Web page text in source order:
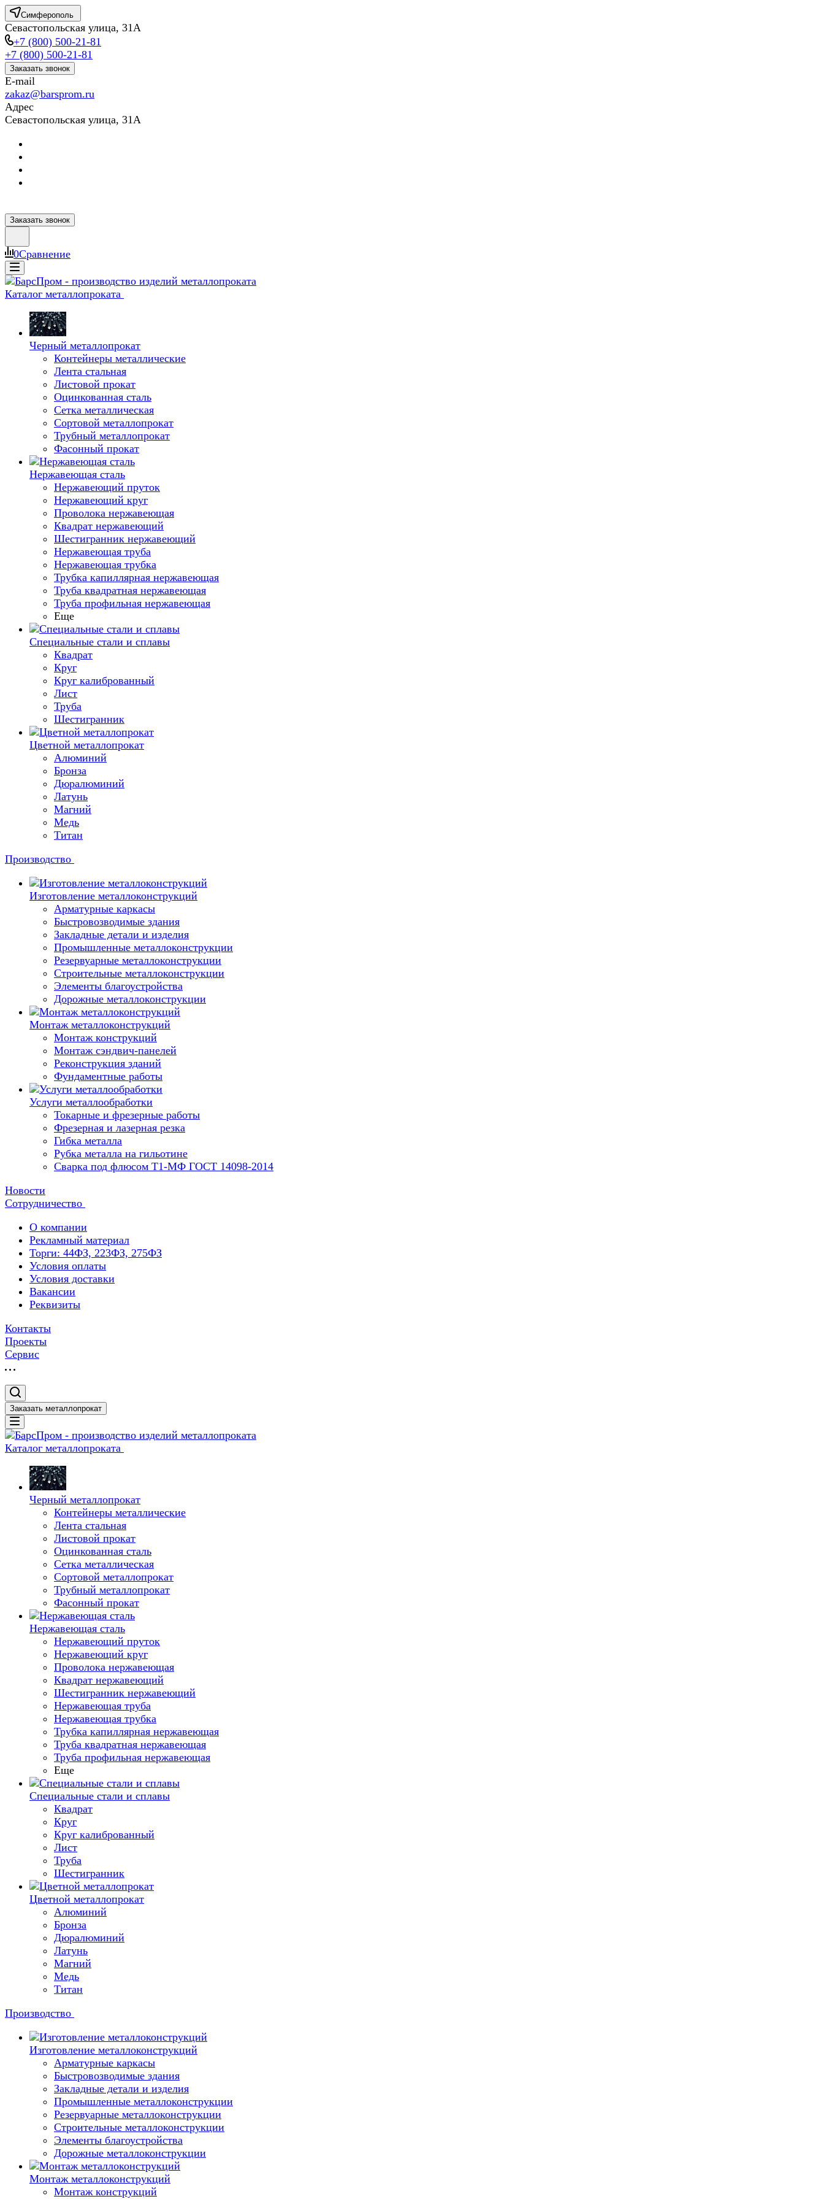
Симферополь
Севастопольская улица, 31А
+7 (800) 500-21-81
+7 (800) 500-21-81
Заказать звонок
E-mail
zakaz@barsprom.ru
Адрес
Севастопольская улица, 31А
Заказать звонок
0Сравнение
Каталог металлопроката
Черный металлопрокат
Контейнеры металлические
Лента стальная
Листовой прокат
Оцинкованная сталь
Сетка металлическая
Сортовой металлопрокат
Трубный металлопрокат
Фасонный прокат
Нержавеющая сталь
Нержавеющий пруток
Нержавеющий круг
Проволока нержавеющая
Квадрат нержавеющий
Шестигранник нержавеющий
Нержавеющая труба
Нержавеющая трубка
Трубка капиллярная нержавеющая
Труба квадратная нержавеющая
Труба профильная нержавеющая
Еще
Специальные стали и сплавы
Квадрат
Круг
Круг калиброванный
Лист
Труба
Шестигранник
Цветной металлопрокат
Алюминий
Бронза
Дюралюминий
Латунь
Магний
Медь
Титан
Производство
Изготовление металлоконструкций
Арматурные каркасы
Быстровозводимые здания
Закладные детали и изделия
Промышленные металлоконструкции
Резервуарные металлоконструкции
Строительные металлоконструкции
Элементы благоустройства
Дорожные металлоконструкции
Монтаж металлоконструкций
Монтаж конструкций
Монтаж сэндвич-панелей
Реконструкция зданий
Фундаментные работы
Услуги металлообработки
Токарные и фрезерные работы
Фрезерная и лазерная резка
Гибка металла
Рубка металла на гильотине
Сварка под флюсом Т1-МФ ГОСТ 14098-2014
Новости
Сотрудничество
О компании
Рекламный материал
Торги: 44ФЗ, 223ФЗ, 275ФЗ
Условия оплаты
Условия доставки
Вакансии
Реквизиты
Контакты
Проекты
Сервис
Заказать металлопрокат
Каталог металлопроката
Черный металлопрокат
Контейнеры металлические
Лента стальная
Листовой прокат
Оцинкованная сталь
Сетка металлическая
Сортовой металлопрокат
Трубный металлопрокат
Фасонный прокат
Нержавеющая сталь
Нержавеющий пруток
Нержавеющий круг
Проволока нержавеющая
Квадрат нержавеющий
Шестигранник нержавеющий
Нержавеющая труба
Нержавеющая трубка
Трубка капиллярная нержавеющая
Труба квадратная нержавеющая
Труба профильная нержавеющая
Еще
Специальные стали и сплавы
Квадрат
Круг
Круг калиброванный
Лист
Труба
Шестигранник
Цветной металлопрокат
Алюминий
Бронза
Дюралюминий
Латунь
Магний
Медь
Титан
Производство
Изготовление металлоконструкций
Арматурные каркасы
Быстровозводимые здания
Закладные детали и изделия
Промышленные металлоконструкции
Резервуарные металлоконструкции
Строительные металлоконструкции
Элементы благоустройства
Дорожные металлоконструкции
Монтаж металлоконструкций
Монтаж конструкций